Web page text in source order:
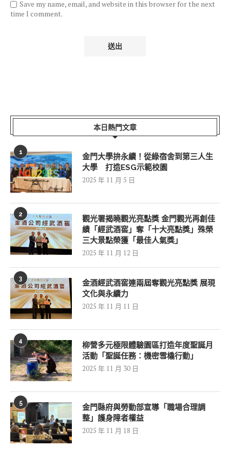
Save my name, email, and website in this browser for the next
time I comment.
本日熱門文章
1
金門大學拚永續！從綠宿舍到第三人生
大學 打造ESG示範校園
2025 年 11 月 5 日
2
觀光署揭曉觀光亮點獎 金門觀光再創佳
績「經武酒窖」奪「十大亮點獎」殊榮
三大景點榮獲「最佳人氣獎」
2025 年 11 月 12 日
3
金酒經武酒窖連兩屆奪觀光亮點獎 展現
文化與永續力
2025 年 11 月 11 日
4
柳營多元極限體驗園區打造年度聖誕月
活動「聖誕任務：機密雪橇行動」
2025 年 11 月 30 日
5
金門縣府與勞動部宣導「職場合理調
整」護身障者權益
2025 年 11 月 18 日